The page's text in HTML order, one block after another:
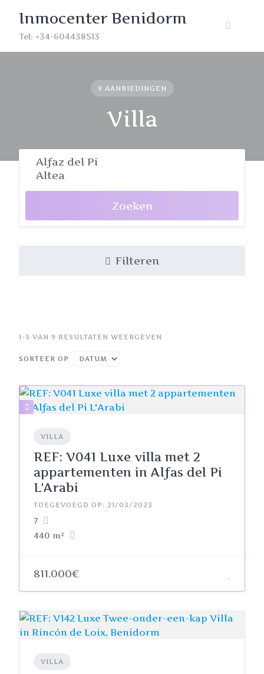
content
Inmocenter Benidorm
Tel: +34-604438513
9 AANBIEDINGEN
Villa
Zoeken
Filteren
1-5 VAN 9 RESULTATEN WEERGEVEN
SORTEER OP
VILLA
REF: V041 Luxe villa met 2
appartementen in Alfas del Pi
L'Arabi
TOEGEVOEGD OP: 21/03/2023
7
440 m²
811.000€
VILLA